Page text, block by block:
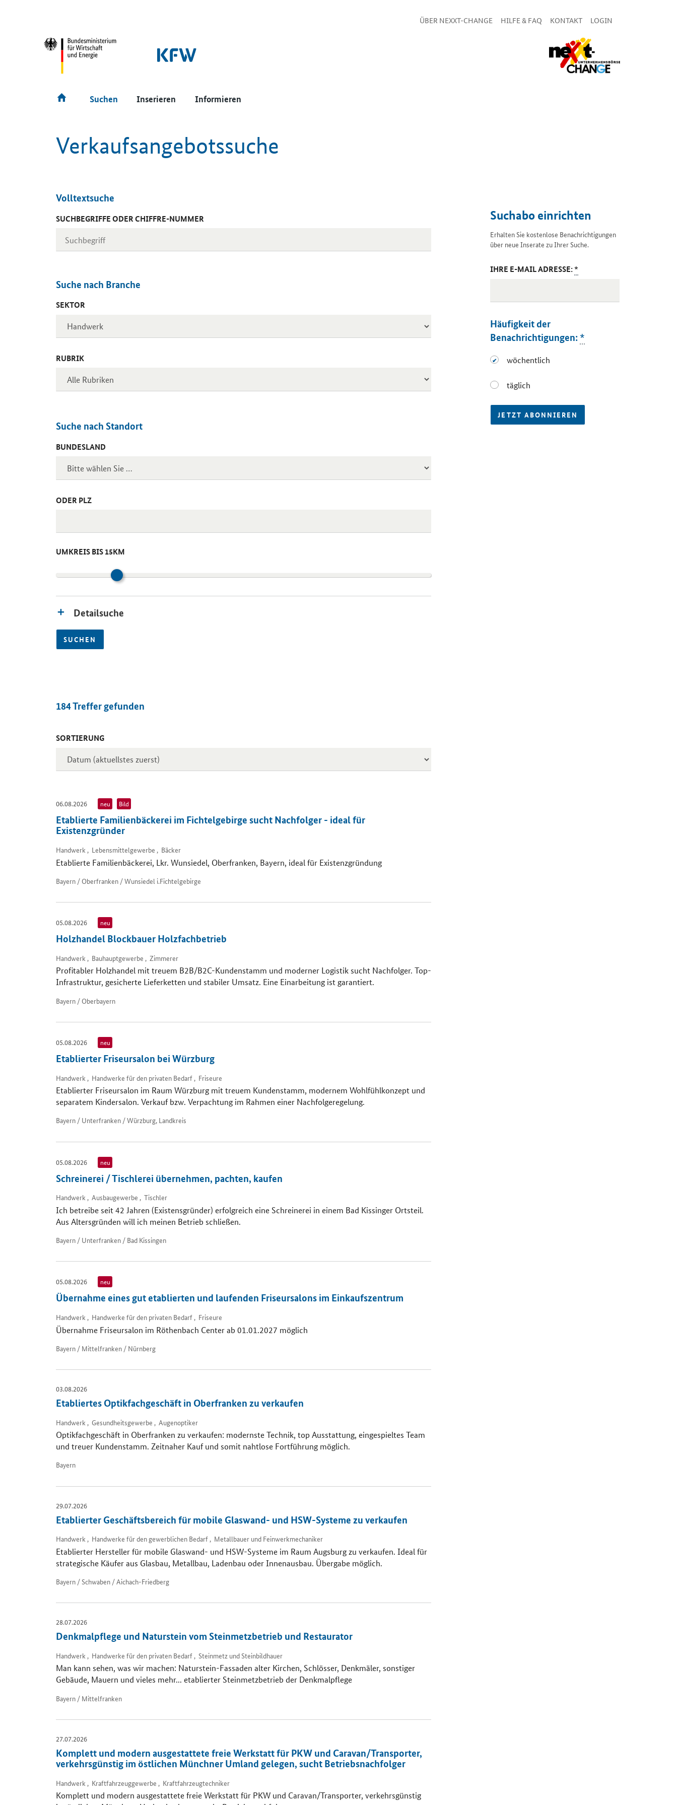
ÜBER NEXXT-CHANGE HILFE & FAQ KONTAKT LOGIN
Suchen Inserieren Informieren
Verkaufsangebotssuche
Volltextsuche
SUCHBEGRIFFE ODER CHIFFRE-NUMMER
Suche nach Branche
SEKTOR
RUBRIK
Suche nach Standort
BUNDESLAND
ODER PLZ
UMKREIS BIS 15KM
Detailsuche
SUCHEN
184Treffer gefunden
SORTIERUNG
06.08.2026
neu Bild
Etablierte Familienbäckerei im Fichtelgebirge sucht Nachfolger - ideal für
Existenzgründer
Handwerk , Lebensmittelgewerbe , Bäcker
Etablierte Familienbäckerei, Lkr. Wunsiedel, Oberfranken, Bayern, ideal für Existenzgründung
Bayern / Oberfranken / Wunsiedel i.Fichtelgebirge
05.08.2026 neu
Holzhandel Blockbauer Holzfachbetrieb
Handwerk , Bauhauptgewerbe , Zimmerer
Profitabler Holzhandel mit treuem B2B/B2C-Kundenstamm und moderner Logistik sucht Nachfolger. Top-
Infrastruktur, gesicherte Lieferketten und stabiler Umsatz. Eine Einarbeitung ist garantiert.
Bayern / Oberbayern
05.08.2026 neu
Etablierter Friseursalon bei Würzburg
Handwerk , Handwerke für den privaten Bedarf , Friseure
Etablierter Friseursalon im Raum Würzburg mit treuem Kundenstamm, modernem Wohlfühlkonzept und
separatem Kindersalon. Verkauf bzw. Verpachtung im Rahmen einer Nachfolgeregelung.
Bayern / Unterfranken / Würzburg, Landkreis
05.08.2026 neu
Schreinerei / Tischlerei übernehmen, pachten, kaufen
Handwerk , Ausbaugewerbe , Tischler
Ich betreibe seit 42 Jahren (Existensgründer) erfolgreich eine Schreinerei in einem Bad Kissinger Ortsteil.
Aus Altersgründen will ich meinen Betrieb schließen.
Bayern / Unterfranken / Bad Kissingen
05.08.2026 neu
Übernahme eines gut etablierten und laufenden Friseursalons im Einkaufszentrum
Handwerk , Handwerke für den privaten Bedarf , Friseure
Übernahme Friseursalon im Röthenbach Center ab 01.01.2027 möglich
Bayern / Mittelfranken / Nürnberg
03.08.2026
Etabliertes Optikfachgeschäft in Oberfranken zu verkaufen
Handwerk , Gesundheitsgewerbe , Augenoptiker
Optikfachgeschäft in Oberfranken zu verkaufen: modernste Technik, top Ausstattung, eingespieltes Team
und treuer Kundenstamm. Zeitnaher Kauf und somit nahtlose Fortführung möglich.
Bayern
29.07.2026
Etablierter Geschäftsbereich für mobile Glaswand- und HSW-Systeme zu verkaufen
Handwerk , Handwerke für den gewerblichen Bedarf , Metallbauer und Feinwerkmechaniker
Etablierter Hersteller für mobile Glaswand- und HSW-Systeme im Raum Augsburg zu verkaufen. Ideal für
strategische Käufer aus Glasbau, Metallbau, Ladenbau oder Innenausbau. Übergabe möglich.
Bayern / Schwaben / Aichach-Friedberg
28.07.2026
Denkmalpflege und Naturstein vom Steinmetzbetrieb und Restaurator
Handwerk , Handwerke für den privaten Bedarf , Steinmetz und Steinbildhauer
Man kann sehen, was wir machen: Naturstein-Fassaden alter Kirchen, Schlösser, Denkmäler, sonstiger
Gebäude, Mauern und vieles mehr... etablierter Steinmetzbetrieb der Denkmalpflege
Bayern / Mittelfranken
27.07.2026
Komplett und modern ausgestattete freie Werkstatt für PKW und Caravan/Transporter,
verkehrsgünstig im östlichen Münchner Umland gelegen, sucht Betriebsnachfolger
Handwerk , Kraftfahrzeuggewerbe , Kraftfahrzeugtechniker
Komplett und modern ausgestattete freie Werkstatt für PKW und Caravan/Transporter, verkehrsgünstig
Suchabo einrichten
Erhalten Sie kostenlose Benachrichtigungen
über neue Inserate zu Ihrer Suche.
IHRE E-MAIL ADRESSE:*
Häufigkeit der
Benachrichtigungen: *
wöchentlich
wöchentlich
täglich
täglich
JETZT ABONNIEREN